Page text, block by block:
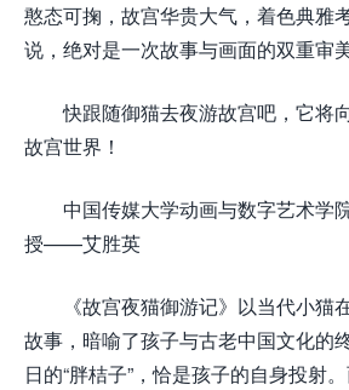
憨态可掬，故宫华贵大气，着色典雅
说，绝对是一次故事与画面的双重审
快跟随御猫去夜游故宫吧，它将
故宫世界！
中国传媒大学动画与数字艺术学
授——艾胜英
《故宫夜猫御游记》以当代小猫
故事，暗喻了孩子与古老中国文化的
日的“胖桔子”，恰是孩子的自身投射